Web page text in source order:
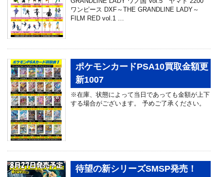
ワンピース DXF～THE GRANDLINE LADY～
FILM RED vol.1 …
ポケモンカードPSA10買取金額更
新1007
※在庫、状態によって当日であっても金額が上下
する場合がございます。 予めご了承ください。
待望の新シリーズSMSP発売！